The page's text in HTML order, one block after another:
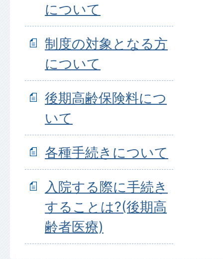
について
制度の対象となる方
について
後期高齢保険料につ
いて
各種手続きについて
入院する際に手続き
することは?(後期高
齢者医療)